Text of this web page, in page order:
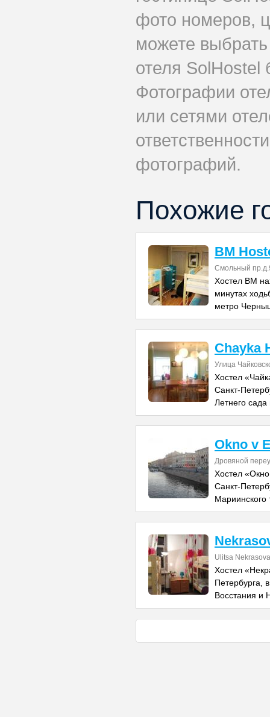
фото номеров,
можете
отеля SolHostel
Фотографии
или сетями
фотографий.
Похожие
BM
Смольный
Хостел BM
минутах
метро
Chayka
Улица
Хостел
Санкт-
Летнего
Okno v
Дровяной
Хостел
Санкт-
Мариинского
Ulitsa
Хостел
Петербурга,
Восстания и